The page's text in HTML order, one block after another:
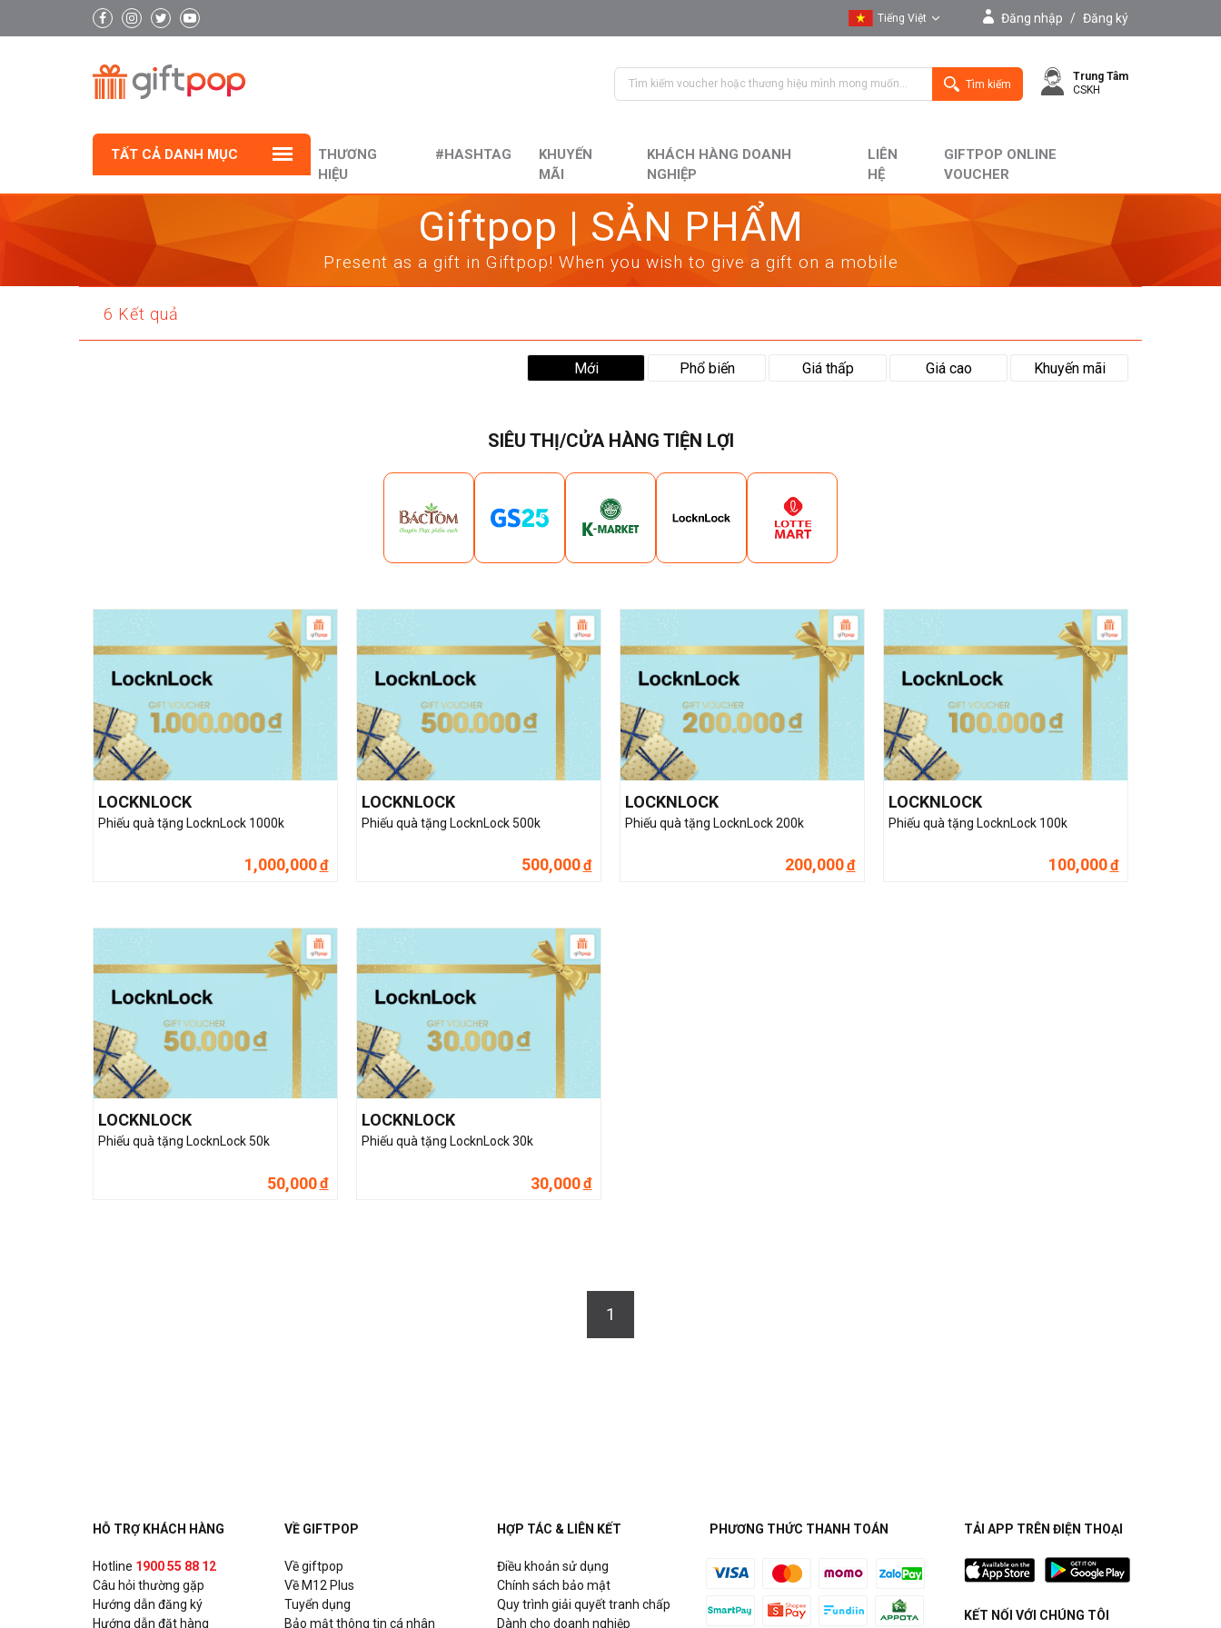
Tiếng Việt
English
Đăng nhập / Đăng ký
Tìm kiếm
Trung Tâm
CSKH
TẤT CẢ DANH MỤC
THƯƠNG
HIỆU
#HASHTAG
KHUYẾN
MÃI
KHÁCH HÀNG DOANH
NGHIỆP
LIÊN
HỆ
GIFTPOP ONLINE
VOUCHER
Giftpop | SẢN PHẨM
Present as a gift in Giftpop! When you wish to give a gift on a mobile
6 Kết quả
Mới Phổ biến Giá thấp Giá cao Khuyến mãi
SIÊU THỊ/CỬA HÀNG TIỆN LỢI
LOCKNLOCK
Phiếu quà tặng LocknLock 1000k
1,000,000đ
LOCKNLOCK
Phiếu quà tặng LocknLock 500k
500,000đ
LOCKNLOCK
Phiếu quà tặng LocknLock 200k
200,000đ
LOCKNLOCK
Phiếu quà tặng LocknLock 100k
100,000đ
LOCKNLOCK
Phiếu quà tặng LocknLock 50k
50,000đ
LOCKNLOCK
Phiếu quà tặng LocknLock 30k
30,000đ
1
HỖ TRỢ KHÁCH HÀNG
Hotline 1900 55 88 12
Câu hỏi thường gặp
Hướng dẫn đăng ký
Hướng dẫn đặt hàng
VỀ GIFTPOP
Về giftpop
Về M12 Plus
Tuyển dụng
Bảo mật thông tin cá nhân
HỢP TÁC & LIÊN KẾT
Điều khoản sử dụng
Chính sách bảo mật
Quy trình giải quyết tranh chấp
Dành cho doanh nghiệp
PHƯƠNG THỨC THANH TOÁN TẢI APP TRÊN ĐIỆN THOẠI
KẾT NỐI VỚI CHÚNG TÔI